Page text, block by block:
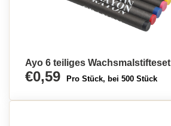
Ayo 6 teiliges Wachsmalstifteset
€0,59 Pro Stück, bei 500 Stück